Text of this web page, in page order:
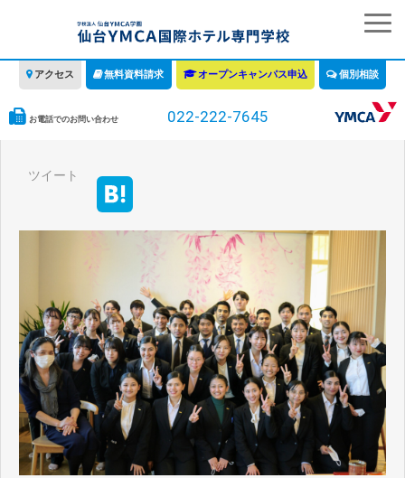
アクセス 無料資料請求 オープンキャンパス申込 個別相談
お電話でのお問い合わせ 022-222-7645
みなさまへ
情報公開
募集要項・学費・入学ガイド
ツイート